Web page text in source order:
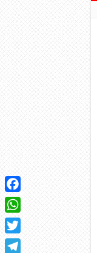
Facebook
WhatsApp
Twitter